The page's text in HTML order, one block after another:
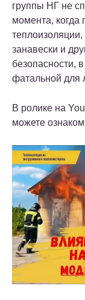
группы НГ не
момента, когда
теплоизоляции,
занавески и
безопасности,
фатальной для
В ролике на
можете